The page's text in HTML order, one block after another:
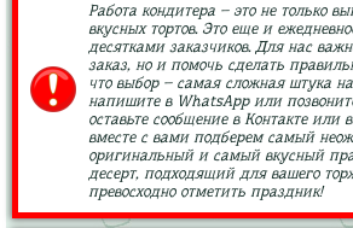
Работа кондитера – это не только
вкусных тортов. Это еще и
десятками заказчиков. Для нас
заказ, но и помочь сделать
что выбор – самая сложная штука
напишите в WhatsApp или
оставьте сообщение в Контакте
вместе с вами подберем самый
оригинальный и самый вкусный
десерт, подходящий для вашего
превосходно отметить праздник!